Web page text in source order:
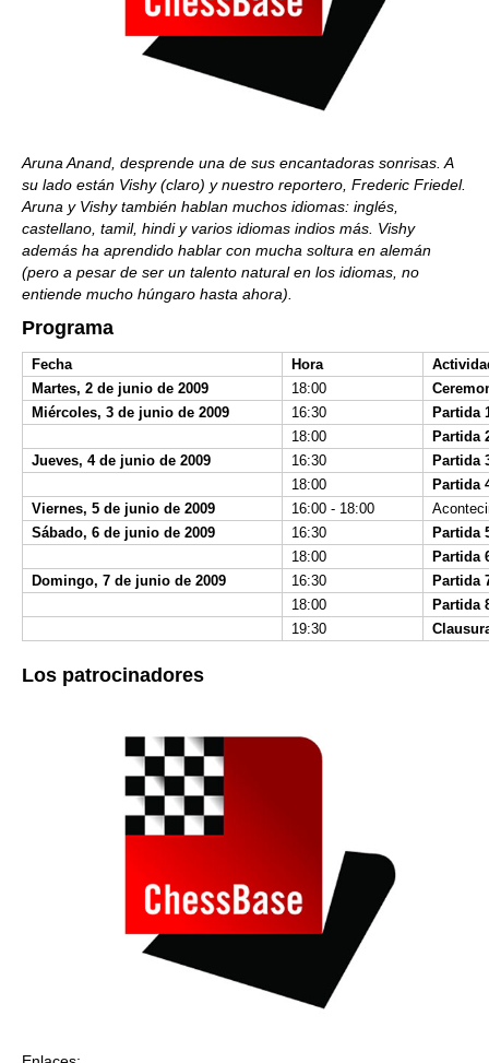
Aruna Anand, desprende una de sus encantadoras sonrisas. A
su lado están Vishy (claro) y nuestro reportero, Frederic Friedel.
Aruna y Vishy también hablan muchos idiomas: inglés,
castellano, tamil, hindi y varios idiomas indios más. Vishy
además ha aprendido hablar con mucha soltura en alemán
(pero a pesar de ser un talento natural en los idiomas, no
entiende mucho húngaro hasta ahora).
Programa
Fecha Hora
Martes, 2 de junio de 2009
18:00
Miércoles, 3 de junio de 2009
16:30
Partida
18:00
Partida
Jueves, 4 de junio de 2009
16:30
Partida
18:00
Partida
Viernes, 5 de junio de 2009
16:00 - 18:00
Sábado, 6 de junio de 2009
16:30
Partida
18:00
Partida
Domingo, 7 de junio de 2009
16:30
Partida
18:00
Partida
19:30
Los patrocinadores